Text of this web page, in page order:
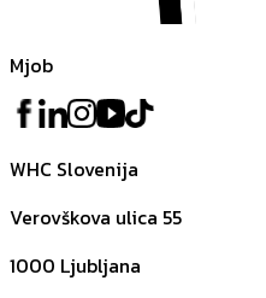
Mjob
WHC Slovenija
Verovškova ulica 55
1000 Ljubljana